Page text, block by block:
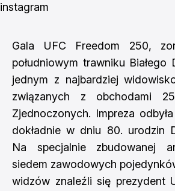
instagram
Gala UFC Freedom 250,
południowym trawniku Białego
jednym z najbardziej
związanych z obchodami
Zjednoczonych. Impreza
dokładnie w dniu 80. urodzin
Na specjalnie zbudowanej
siedem zawodowych
widzów znaleźli się prezydent